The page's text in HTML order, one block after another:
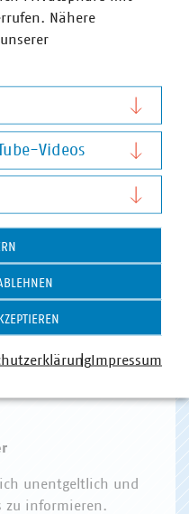
unentgeltlich und
zu informieren.
Nähere
Videos
Impressum